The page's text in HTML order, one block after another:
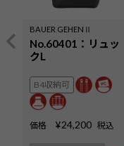
BAUER GEHENⅡ
No.60401：リュッ
クL
B4収納可
価格 ¥24,200 税込